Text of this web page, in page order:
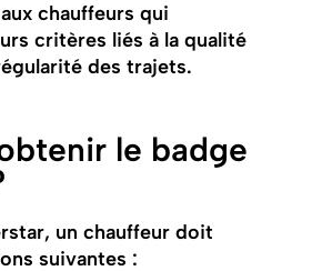
chauffeurs qui
critères liés à la qualité
des trajets.
le badge
un chauffeur doit
suivantes :